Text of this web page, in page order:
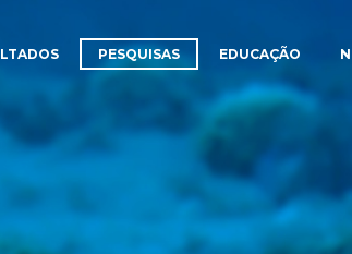
PESQUISAS EDUCAÇÃO